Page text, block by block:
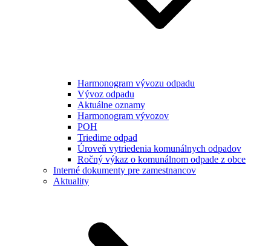
Harmonogram vývozu odpadu
Vývoz odpadu
Aktuálne oznamy
Harmonogram vývozov
POH
Triedime odpad
Úroveň vytriedenia komunálnych odpadov
Ročný výkaz o komunálnom odpade z obce
Interné dokumenty pre zamestnancov
Aktuality